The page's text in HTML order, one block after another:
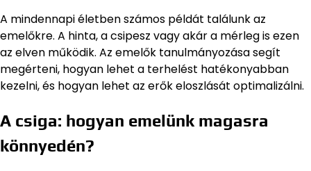
A mindennapi életben számos példát találunk az
emelőkre. A hinta, a csipesz vagy akár a mérleg is ezen
az elven működik. Az emelők tanulmányozása segít
megérteni, hogyan lehet a terhelést hatékonyabban
kezelni, és hogyan lehet az erők eloszlását optimalizálni.
A csiga: hogyan emelünk magasra
könnyedén?